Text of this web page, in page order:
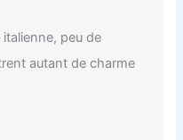
italienne, peu de
autant de charme